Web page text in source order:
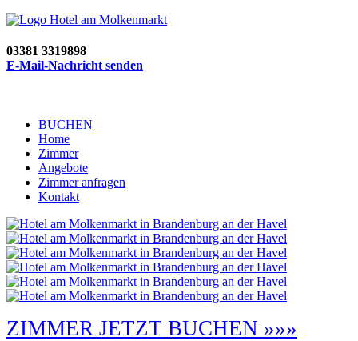
03381 3319898
E-Mail-Nachricht senden
BUCHEN
Home
Zimmer
Angebote
Zimmer anfragen
Kontakt
ZIMMER JETZT BUCHEN »»»